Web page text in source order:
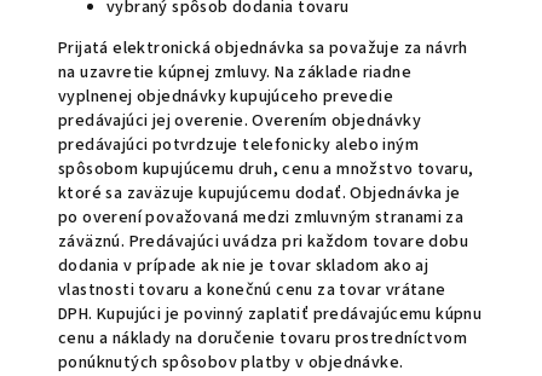
vybraný spôsob dodania tovaru
Prijatá elektronická objednávka sa považuje za návrh
na uzavretie kúpnej zmluvy. Na základe riadne
vyplnenej objednávky kupujúceho prevedie
predávajúci jej overenie. Overením objednávky
predávajúci potvrdzuje telefonicky alebo iným
spôsobom kupujúcemu druh, cenu a množstvo tovaru,
ktoré sa zaväzuje kupujúcemu dodať. Objednávka je
po overení považovaná medzi zmluvným stranami za
záväznú. Predávajúci uvádza pri každom tovare dobu
dodania v prípade ak nie je tovar skladom ako aj
vlastnosti tovaru a konečnú cenu za tovar vrátane
DPH. Kupujúci je povinný zaplatiť predávajúcemu kúpnu
cenu a náklady na doručenie tovaru prostredníctvom
ponúknutých spôsobov platby v objednávke.